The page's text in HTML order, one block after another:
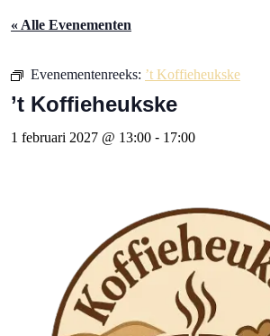
« Alle Evenementen
Evenementenreeks: ’t Koffieheukske
’t Koffieheukske
1 februari 2027 @ 13:00 - 17:00